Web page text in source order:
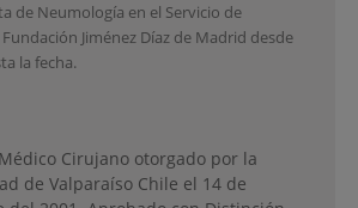
de Neumología en el Servicio de
Jiménez Díaz de Madrid desde
la fecha.
Cirujano otorgado por la
de Valparaíso Chile el 14 de